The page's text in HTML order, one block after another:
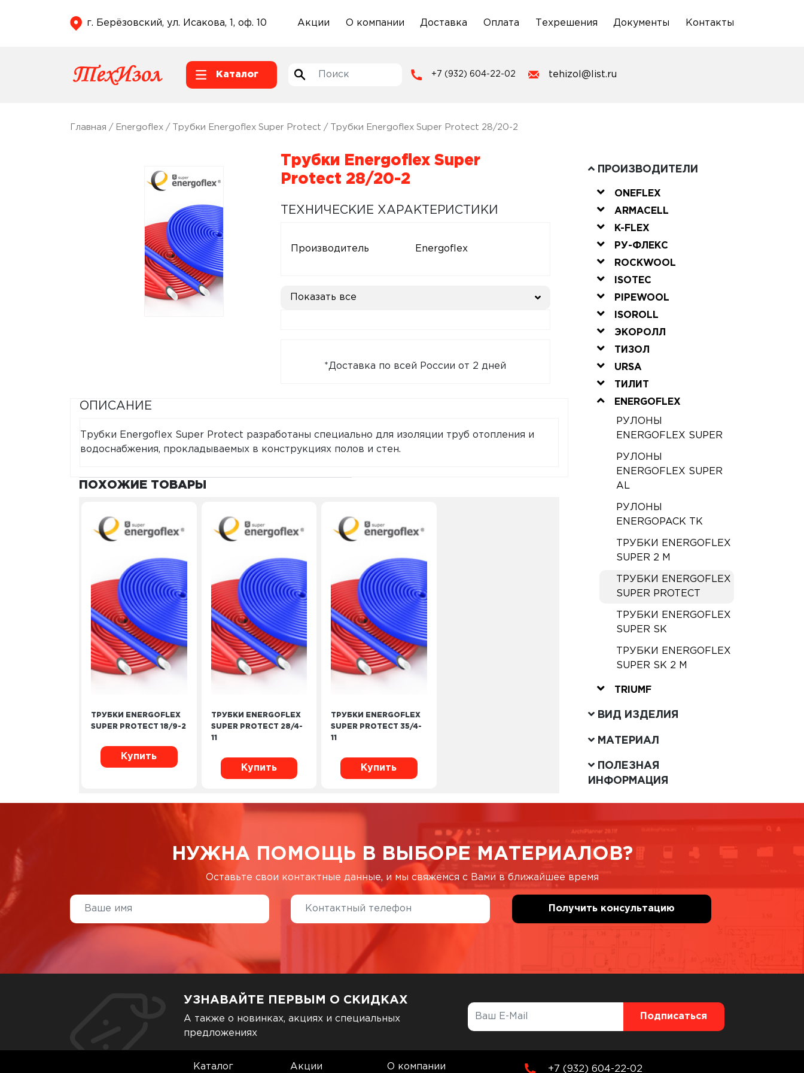
г. Берёзовский, ул. Исакова, 1, оф. 10 Акции О компании Доставка Оплата Техрешения Документы Контакты
Каталог +7 (932) 604-22-02 tehizol@list.ru
Главная / Energoflex / Трубки Energoflex Super Protect / Трубки Energoflex Super Protect 28/20-2
Трубки Energoflex Super
Protect 28/20-2
ТЕХНИЧЕСКИЕ ХАРАКТЕРИСТИКИ
Производитель Energoflex
Показать все
*Доставка по всей России от 2 дней
ОПИСАНИЕ
Трубки Energoflex Super Protect разработаны специально для изоляции труб отопления и
водоснабжения, прокладываемых в конструкциях полов и стен.
ПОХОЖИЕ ТОВАРЫ
ТРУБКИ ENERGOFLEX
SUPER PROTECT 18/9-2
Купить
ТРУБКИ ENERGOFLEX
SUPER PROTECT 28/4-
11
Купить
ТРУБКИ ENERGOFLEX
SUPER PROTECT 35/4-
11
Купить
ПРОИЗВОДИТЕЛИ
ONEFLEX
ARMACELL
K-FLEX
РУ-ФЛЕКС
ROCKWOOL
ISOTEC
PIPEWOOL
ISOROLL
ЭКОРОЛЛ
ТИЗОЛ
URSA
ТИЛИТ
ENERGOFLEX
РУЛОНЫ
ENERGOFLEX SUPER
РУЛОНЫ
ENERGOFLEX SUPER
AL
РУЛОНЫ
ENERGOPACK ТК
ТРУБКИ ENERGOFLEX
SUPER 2 М
ТРУБКИ ENERGOFLEX
SUPER PROTECT
ТРУБКИ ENERGOFLEX
SUPER SK
ТРУБКИ ENERGOFLEX
SUPER SK 2 М
TRIUMF
ВИД ИЗДЕЛИЯ
МАТЕРИАЛ
ПОЛЕЗНАЯ
ИНФОРМАЦИЯ
НУЖНА ПОМОЩЬ В ВЫБОРЕ МАТЕРИАЛОВ?
Оставьте свои контактные данные, и мы свяжемся с Вами в ближайшее время
УЗНАВАЙТЕ ПЕРВЫМ О СКИДКАХ
А также о новинках, акциях и специальных
предложениях
Каталог Акции О компании +7 (932) 604-22-02